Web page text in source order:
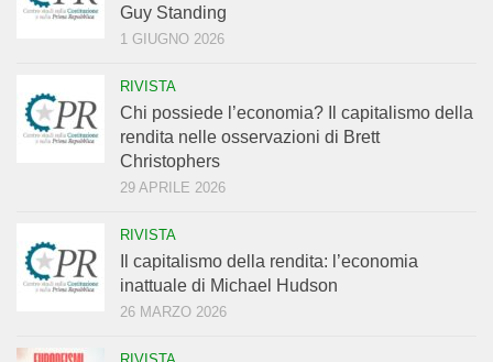
Guy Standing
1 GIUGNO 2026
RIVISTA
Chi possiede l’economia? Il capitalismo della
rendita nelle osservazioni di Brett
Christophers
29 APRILE 2026
RIVISTA
Il capitalismo della rendita: l’economia
inattuale di Michael Hudson
26 MARZO 2026